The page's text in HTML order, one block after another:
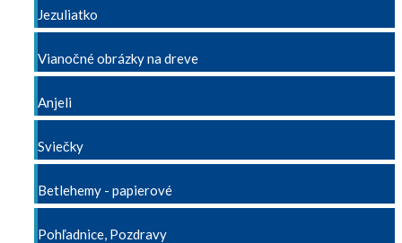
Jezuliatko
Vianočné obrázky na dreve
Anjeli
Sviečky
Betlehemy - papierové
Pohľadnice, Pozdravy